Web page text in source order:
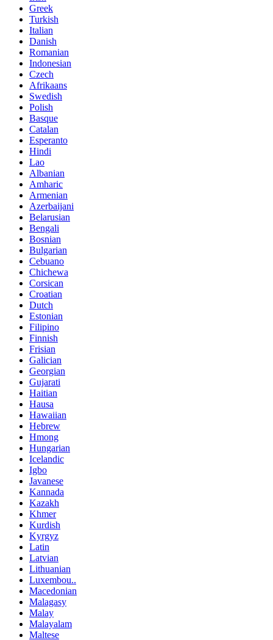
Greek
Turkish
Italian
Danish
Romanian
Indonesian
Czech
Afrikaans
Swedish
Polish
Basque
Catalan
Esperanto
Hindi
Lao
Albanian
Amharic
Armenian
Azerbaijani
Belarusian
Bengali
Bosnian
Bulgarian
Cebuano
Chichewa
Corsican
Croatian
Dutch
Estonian
Filipino
Finnish
Frisian
Galician
Georgian
Gujarati
Haitian
Hausa
Hawaiian
Hebrew
Hmong
Hungarian
Icelandic
Igbo
Javanese
Kannada
Kazakh
Khmer
Kurdish
Kyrgyz
Latin
Latvian
Lithuanian
Luxembou..
Macedonian
Malagasy
Malay
Malayalam
Maltese